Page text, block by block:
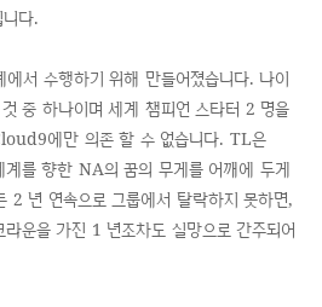
다.
서 수행하기 위해 만들어졌습니다. 나이
중 하나이며 세계 챔피언 스타터 2 명을
에만 의존 할 수 없습니다. TL은
를 향한 NA의 꿈의 무게를 어깨에 두게
2 년 연속으로 그룹에서 탈락하지 못하면,
운을 가진 1 년조차도 실망으로 간주되어